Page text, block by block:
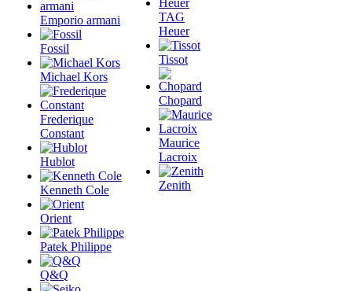
Emporio armani
Fossil
Michael Kors
Frederique
Constant
Hublot
Kenneth Cole
Orient
Patek Philippe
Q&Q
TAG
Heuer
Tissot
Chopard
Maurice
Lacroix
Zenith